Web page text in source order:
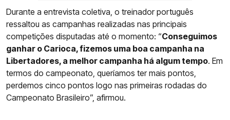
Durante a entrevista coletiva, o treinador português
ressaltou as campanhas realizadas nas principais
competições disputadas até o momento: “Conseguimos
ganhar o Carioca, fizemos uma boa campanha na
Libertadores, a melhor campanha há algum tempo. Em
termos do campeonato, queríamos ter mais pontos,
perdemos cinco pontos logo nas primeiras rodadas do
Campeonato Brasileiro”, afirmou.